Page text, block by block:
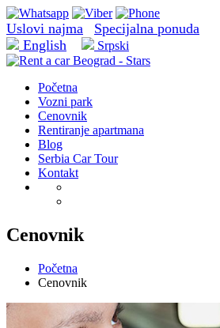
Uslovi najma
Specijalna ponuda
English
Srpski
Početna
Vozni park
Cenovnik
Rentiranje apartmana
Blog
Serbia Car Tour
Kontakt
Cenovnik
Početna
Cenovnik